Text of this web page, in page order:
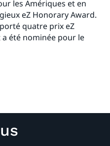
les Amériques et en
eZ Honorary Award.
quatre prix eZ
été nominée pour le